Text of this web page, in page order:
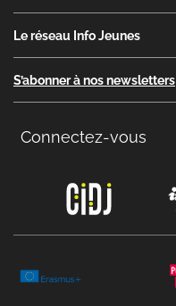
Le réseau Info Jeunes
S’abonner à nos newsletters
Connectez-vous